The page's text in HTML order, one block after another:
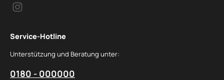
Service-Hotline
Unterstützung und Beratung unter:
0180 - 000000